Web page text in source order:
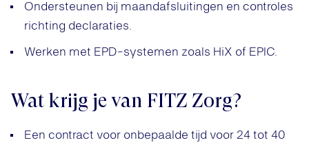
Ondersteunen bij maandafsluitingen en controles
richting declaraties.
Werken met EPD-systemen zoals HiX of EPIC.
Wat krijg je van FITZ Zorg?
Een contract voor onbepaalde tijd voor 24 tot 40